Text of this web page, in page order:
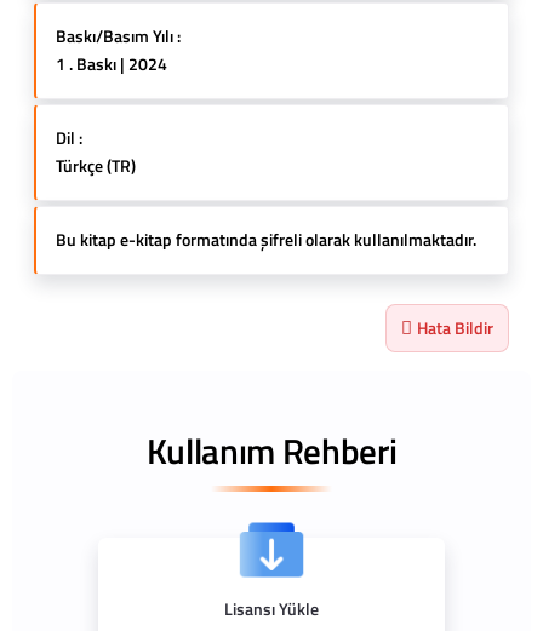
Baskı/Basım Yılı :
1 . Baskı | 2024
Dil :
Türkçe (TR)
Bu kitap e-kitap formatında şifreli olarak kullanılmaktadır.
Hata Bildir
Kullanım Rehberi
Lisansı Yükle